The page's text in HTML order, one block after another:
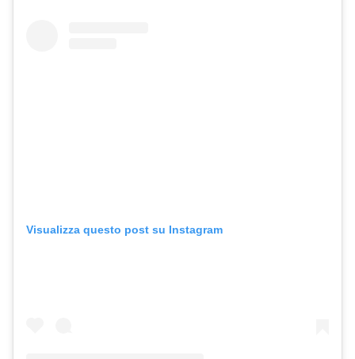
Visualizza questo post su Instagram